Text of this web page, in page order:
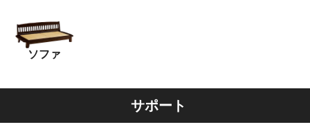
ソファ
サポート